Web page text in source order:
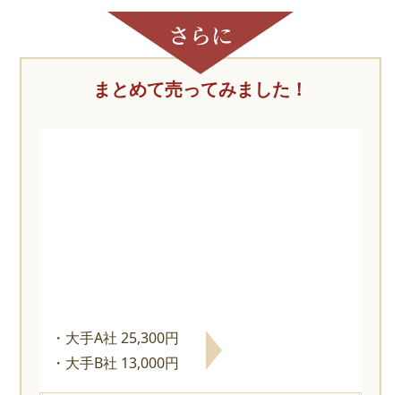
まとめて売ってみました！
大手A社 25,300円
大手B社 13,000円